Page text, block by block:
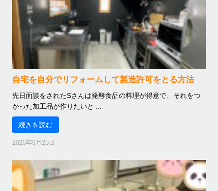
自宅を自分でリフォームして製造許可をとる方法
先日面談をされたSさんは発酵食品の料理が得意で、それをつ
かった加工品が作りたいと ...
続きを読む
2026年6月25日